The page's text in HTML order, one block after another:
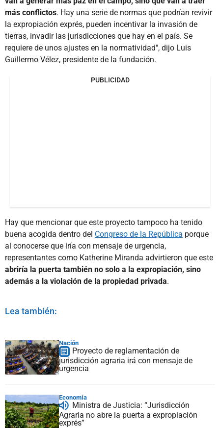
más conflictos. Hay una serie de normas que podrían revivir
la expropiación exprés, pueden incentivar la invasión de
tierras, invadir las jurisdicciones que hay en el país. Se
requiere de unos ajustes en la normatividad", dijo Luis
Guillermo Vélez, presidente de la fundación.
PUBLICIDAD
Hay que mencionar que este proyecto tampoco ha tenido
buena acogida dentro del Congreso de la República porque
al conocerse que iría con mensaje de urgencia,
representantes como Katherine Miranda advirtieron que este
abriría la puerta también no solo a la expropiación, sino
además a la violación de la propiedad privada.
Lea también:
Nación
Proyecto de reglamentación de
jurisdicción agraria irá con mensaje de
urgencia
Economía
Ministra de Justicia: “Jurisdicción
Agraria no abre la puerta a expropiación
exprés”